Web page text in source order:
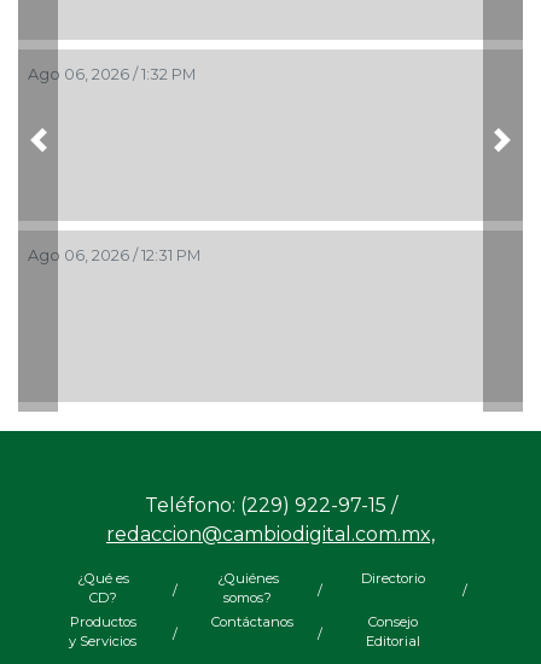
Ago 06, 2026 / 1:32 PM
Ago 06, 2026 / 12:31 PM
Previous
Teléfono: (229) 922-97-15 /
redaccion@cambiodigital.com.mx,
¿Qué es
CD?
/
¿Quiénes
somos?
/
Directorio
/
Productos
y Servicios
/
Contáctanos
/
Consejo
Editorial